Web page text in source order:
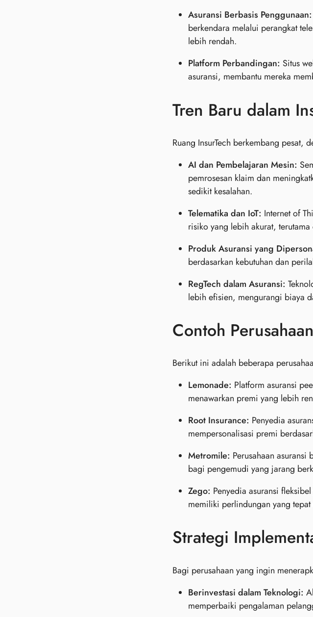
Asuransi Berbasis Penggunaan:
berkendara melalui perangkat
lebih rendah.
Platform Perbandingan: Situs
asuransi, membantu mereka
Tren Baru dalam
Ruang InsurTech berkembang pesat,
AI dan Pembelajaran Mesin:
pemrosesan klaim dan
sedikit kesalahan.
Telematika dan IoT: Internet of
risiko yang lebih akurat,
Produk Asuransi yang
berdasarkan kebutuhan dan
RegTech dalam Asuransi:
lebih efisien, mengurangi biaya
Contoh
Berikut ini adalah beberapa
Lemonade: Platform asuransi
menawarkan premi yang lebih
Root Insurance: Penyedia
mempersonalisasi premi
Metromile: Perusahaan
bagi pengemudi yang jarang
Zego: Penyedia asuransi
memiliki perlindungan yang
Strategi
Bagi perusahaan yang ingin
Berinvestasi dalam Teknologi:
memperbaiki pengalaman